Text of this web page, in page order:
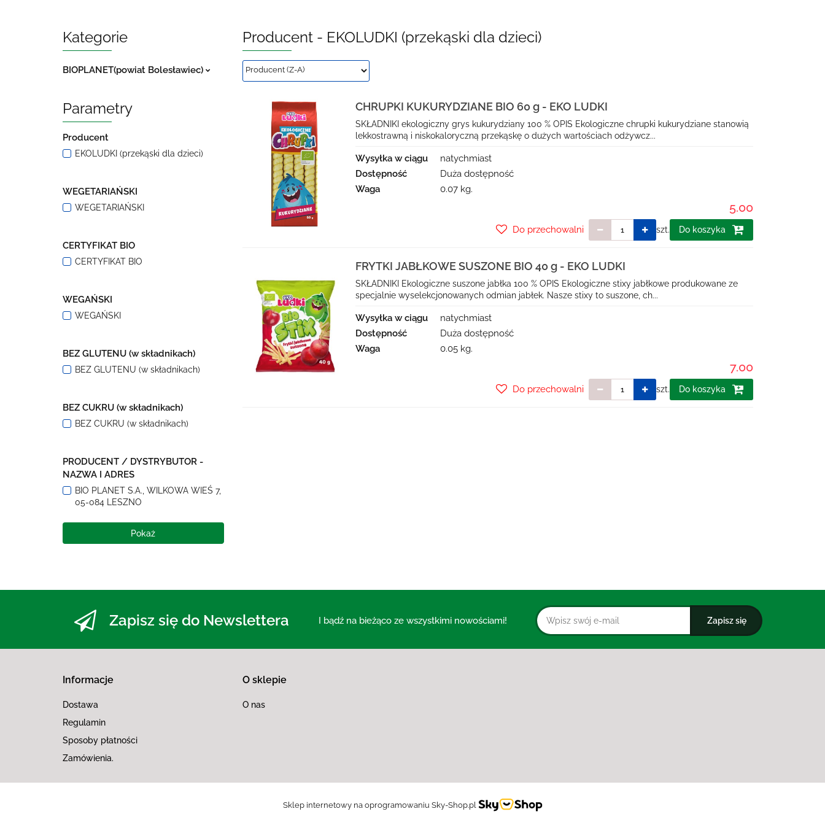
Kategorie
BIOPLANET(powiat Bolesławiec)
Parametry
Producent
EKOLUDKI (przekąski dla dzieci)
WEGETARIAŃSKI
WEGETARIAŃSKI
CERTYFIKAT BIO
CERTYFIKAT BIO
WEGAŃSKI
WEGAŃSKI
BEZ GLUTENU (w składnikach)
BEZ GLUTENU (w składnikach)
BEZ CUKRU (w składnikach)
BEZ CUKRU (w składnikach)
PRODUCENT / DYSTRYBUTOR -
NAZWA I ADRES
BIO PLANET S.A., WILKOWA WIEŚ 7,
05-084 LESZNO
Pokaż
Producent - EKOLUDKI (przekąski dla dzieci)
CHRUPKI KUKURYDZIANE BIO 60 g - EKO LUDKI
SKŁADNIKI ekologiczny grys kukurydziany 100 % OPIS Ekologiczne chrupki kukurydziane stanowią
lekkostrawną i niskokaloryczną przekąskę o dużych wartościach odżywcz...
Wysyłka w ciągu
natychmiast
Dostępność
Duża dostępność
Waga
0.07 kg.
5.00
szt. Do koszyka
Do przechowalni
FRYTKI JABŁKOWE SUSZONE BIO 40 g - EKO LUDKI
SKŁADNIKI Ekologiczne suszone jabłka 100 % OPIS Ekologiczne stixy jabłkowe produkowane ze
specjalnie wyselekcjonowanych odmian jabłek. Nasze stixy to suszone, ch...
Wysyłka w ciągu
natychmiast
Dostępność
Duża dostępność
Waga
0.05 kg.
7.00
szt. Do koszyka
Do przechowalni
Zapisz się do Newslettera I bądź na bieżąco ze wszystkimi nowościami!
Informacje
Dostawa
Regulamin
Sposoby płatności
Zamówienia.
O sklepie
O nas
Sklep internetowy na oprogramowaniu Sky-Shop.pl